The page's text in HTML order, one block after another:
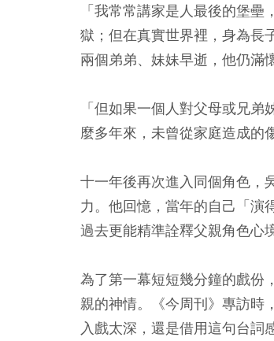
「我常常講家是人最後的堡
獄；但在真實世界裡，身為長
兩個弟弟、妹妹早逝，他仍滿
「但如果一個人對父母或兄
麼多年來，未曾從家庭造成的
十一年後再次進入同個角色，
力。他回憶，當年的自己「演
過去更能精準詮釋父親角色心境
為了第一幕短短幾分鐘的戲份
親的神情。《今周刊》專訪時
入戲太深，還是借用這句台詞